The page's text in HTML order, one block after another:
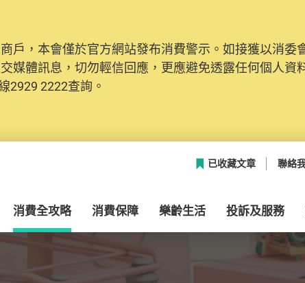
戶，本會僅於官方網站發布消費警示。如接獲以消委
媒體訊息，切勿輕信回應，更應避免透露任何個人資
2929 2222查詢。
已收藏文章 聯絡
消費全攻略 消費保障 樂齡生活 投訴及服務